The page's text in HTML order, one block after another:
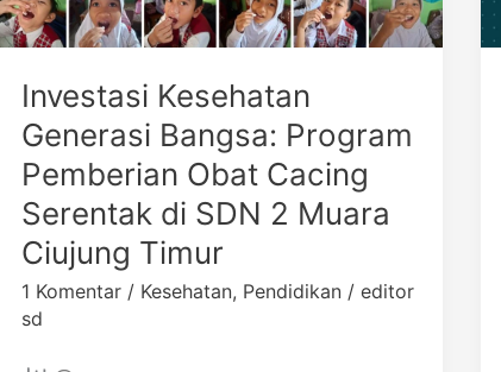
Investasi Kesehatan
Generasi Bangsa: Program
Pemberian Obat Cacing
Serentak di SDN 2 Muara
Ciujung Timur
1 Komentar / Kesehatan, Pendidikan/ editor
sd
Ciujung
Timur